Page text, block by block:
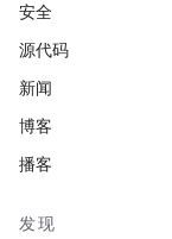
安全
源代码
新闻
博客
播客
发现